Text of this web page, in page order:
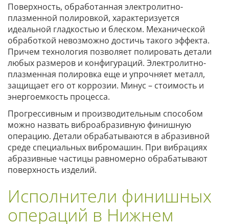
Поверхность, обработанная электролитно-
плазменной полировкой, характеризуется
идеальной гладкостью и блеском. Механической
обработкой невозможно достичь такого эффекта.
Причем технология позволяет полировать детали
любых размеров и конфигураций. Электролитно-
плазменная полировка еще и упрочняет металл,
защищает его от коррозии. Минус – стоимость и
энергоемкость процесса.
Прогрессивным и производительным способом
можно назвать виброабразивную финишную
операцию. Детали обрабатываются в абразивной
среде специальных вибромашин. При вибрациях
абразивные частицы равномерно обрабатывают
поверхность изделий.
Исполнители финишных
операций в Нижнем